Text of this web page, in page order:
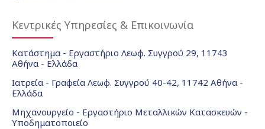
Κεντρικές Υπηρεσίες & Επικοινωνία
Κατάστημα - Εργαστήριο Λεωφ. Συγγρού 29, 11743
Αθήνα - Ελλάδα
Ιατρεία - Γραφεία Λεωφ. Συγγρού 40-42, 11742 Αθήνα -
Ελλάδα
Μηχανουργείο - Εργαστήριο Μεταλλικών Κατασκευών -
Υποδηματοποιείο